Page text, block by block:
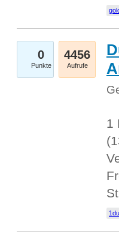
0
Punkte
4456
Aufrufe
1